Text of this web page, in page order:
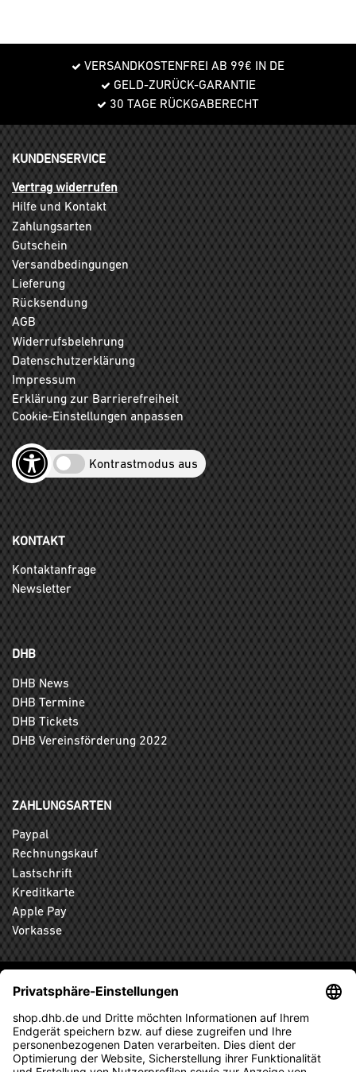
VERSANDKOSTENFREI AB 99€ IN DE
GELD-ZURÜCK-GARANTIE
30 TAGE RÜCKGABERECHT
KUNDENSERVICE
Vertrag widerrufen
Hilfe und Kontakt
Zahlungsarten
Gutschein
Versandbedingungen
Lieferung
Rücksendung
AGB
Widerrufsbelehrung
Datenschutzerklärung
Impressum
Erklärung zur Barrierefreiheit
Cookie-Einstellungen anpassen
Kontrastmodus aus
KONTAKT
Kontaktanfrage
Newsletter
DHB
DHB News
DHB Termine
DHB Tickets
DHB Vereinsförderung 2022
ZAHLUNGSARTEN
Paypal
Rechnungskauf
Lastschrift
Kreditkarte
Apple Pay
Vorkasse
ABONNIEREN SIE DEN KOSTENLOSEN DHB-FANSHOP
NEWSLETTER UND VERPASSEN SIE KEINE NEUIGKEIT ODER
AKTION MEHR.
ANMELDEN